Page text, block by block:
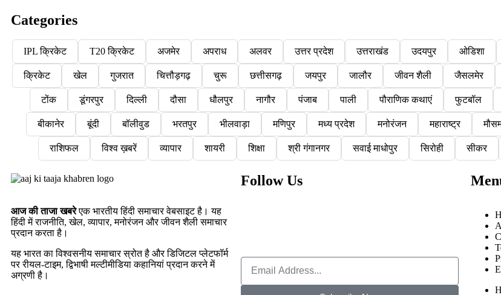
Categories
IPL क्रिकेट T20 क्रिकेट अजमेर अपराध अलवर उत्तर प्रदेश उत्तराखंड उदयपुर ओडिशा
क्रिकेट खेल गुजरात चित्तौड़गढ़ चुरू छत्तीसगढ़ जयपुर जालौर जीवन शैली जैसलमेर
टोंक डूंगरपुर दिल्ली दौसा धौलपुर नागौर पंजाब पाली पौराणिक कथाएं फुटबॉल
बीकानेर बूंदी बॉलीवुड भरतपुर भीलवाड़ा मणिपुर मध्य प्रदेश मनोरंजन महाराष्ट्र
राशिफल विश्व ख़बरें व्यापार शायरी शिक्षा श्री गंगानगर सवाई माधोपुर सिरोही सीकर
आज की ताजा खबरेएक भारतीय हिंदी समाचार वेबसाइट है। यह
हिंदी में राजनीति, खेल, व्यापार, मनोरंजन और जीवन शैली समाचार
प्रदान करता है।
यह भारत का विश्वसनीय समाचार स्रोत है और डिजिटल प्लेटफॉर्म
पर रीयल-टाइम, द्विभाषी मल्टीमीडिया कहानियां प्रदान करने में
अग्रणी है।
Follow Us